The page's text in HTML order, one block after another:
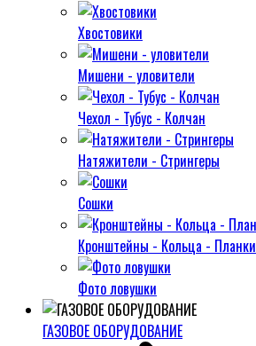
Хвостовики
Мишени - уловители
Чехол - Тубус - Колчан
Натяжители - Стрингеры
Сошки
Кронштейны - Кольца - Планки
Фото ловушки
ГАЗОВОЕ ОБОРУДОВАНИЕ